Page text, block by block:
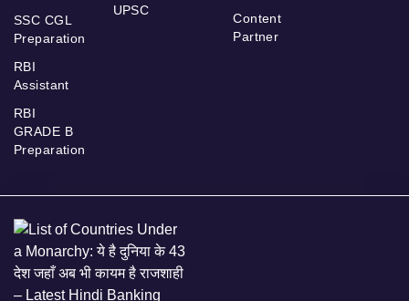
SSC CGL
Preparation
RBI
Assistant
RBI
GRADE B
Preparation
UPSC
Content
Partner